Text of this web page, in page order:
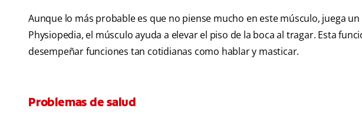
Aunque lo más probable es que no piense mucho en este músculo, juega
Physiopedia, el músculo ayuda a elevar el piso de la boca al tragar. Esta
desempeñar funciones tan cotidianas como hablar y masticar.
Problemas de salud